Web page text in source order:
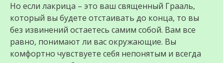
Но если лакрица – это ваш священный Грааль,
который вы будете отстаивать до конца, то вы
без извинений остаетесь самим собой. Вам все
равно, понимают ли вас окружающие. Вы
комфортно чувствуете себя непонятым и всегда